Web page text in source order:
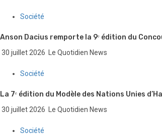
Société
Anson Dacius remporte la 9ᵉ édition du
30 juillet 2026 Le Quotidien News
Société
La 7ᵉ édition du Modèle des Nations Unies
30 juillet 2026 Le Quotidien News
Société